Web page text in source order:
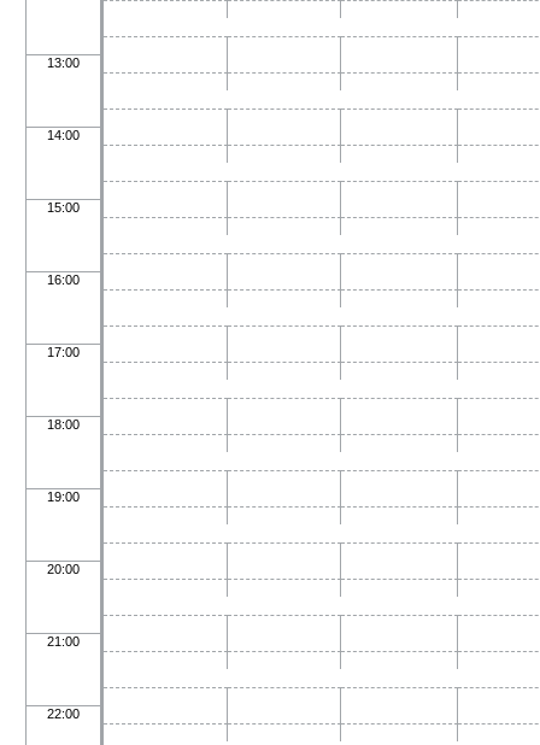
13:00
14:00
15:00
16:00
17:00
18:00
19:00
20:00
21:00
22:00